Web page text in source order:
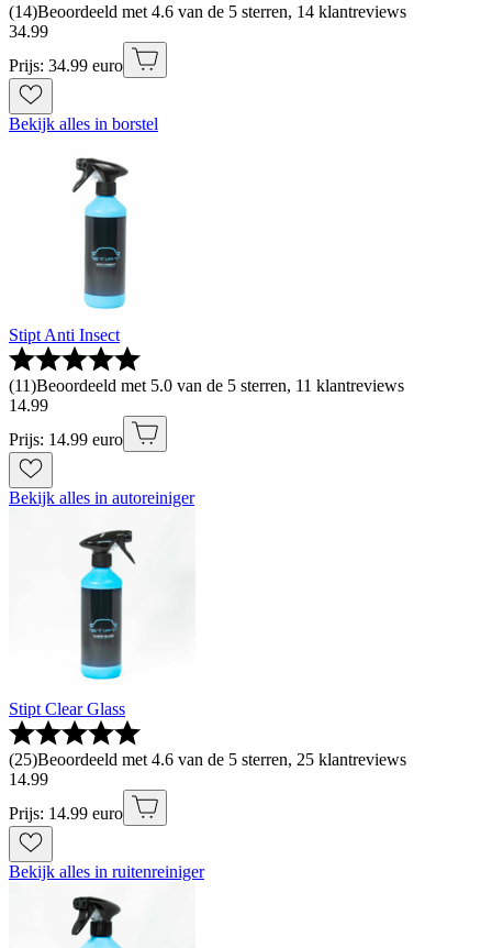
(14)Beoordeeld met 4.6 van de 5 sterren, 14 klantreviews
34.99
Prijs: 34.99 euro
Bekijk alles in borstel
Stipt Anti Insect
(11)Beoordeeld met 5.0 van de 5 sterren, 11 klantreviews
14.99
Prijs: 14.99 euro
Bekijk alles in autoreiniger
Stipt Clear Glass
(25)Beoordeeld met 4.6 van de 5 sterren, 25 klantreviews
14.99
Prijs: 14.99 euro
Bekijk alles in ruitenreiniger